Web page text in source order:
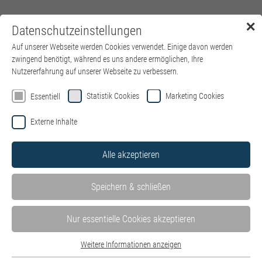
Menü
Willkommen auf der Jobbörse von
kbo – Kliniken des Bezirks
Oberbayern
Hier finden Sie alle Stellenangebote in unseren Kliniken und
Einrichtungen – wohnortnah in ganz Oberbayern. Mit Klick auf
die einzelnen Kliniken können Sie die dort ausgeschriebenen
Stellenangebote ganz einfach filtern.
Stellen der IT des Bezirks Oberbayern GmbH finden Sie hier auf
Website der IT.
Bewerben Sie sich jetzt alsHR Systems Specialist (m/w/d) –
Schwerpunkt P&I LOGA.
✕
Datenschutzeinstellungen
Auf unserer Webseite werden Cookies verwendet. Einige davon werden
zwingend benötigt, während es uns andere ermöglichen, Ihre
Nutzererfahrung auf unserer Webseite zu verbessern.
Essentiell Statistik Cookies Marketing Cookies
Externe Inhalte
Alle akzeptieren
Speichern & schließen
Nur essentielle Cookies akzeptieren
Weitere Informationen anzeigen